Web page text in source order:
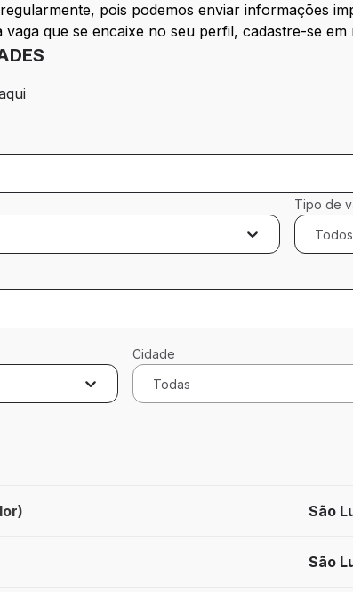
pois podemos enviar informações
vaga que se encaixe no seu perfil, cadastre-se
Tipo de
Todos
Cidade
Todas
filtros aplicados
São
São